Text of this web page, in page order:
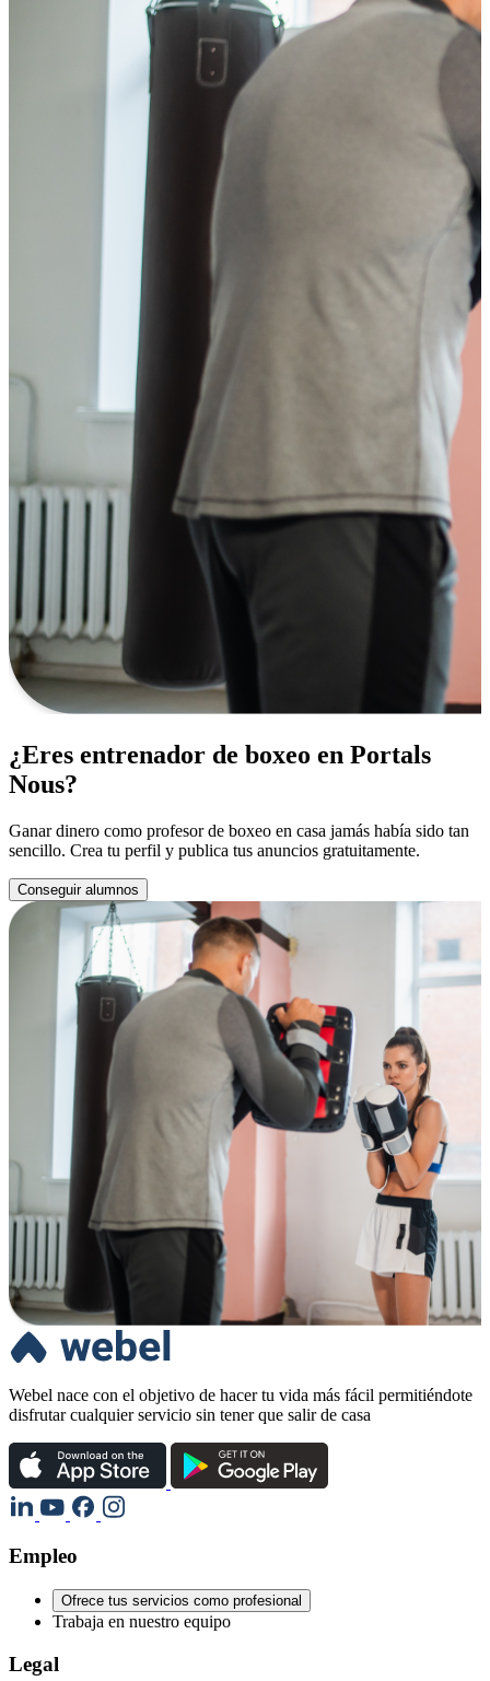
¿Eres entrenador de boxeo en Portals
Nous?
Ganar dinero como profesor de boxeo en casa jamás había sido tan
sencillo. Crea tu perfil y publica tus anuncios gratuitamente.
Conseguir alumnos
Webel nace con el objetivo de hacer tu vida más fácil permitiéndote
disfrutar cualquier servicio sin tener que salir de casa
Empleo
Ofrece tus servicios como profesional
Trabaja en nuestro equipo
Legal